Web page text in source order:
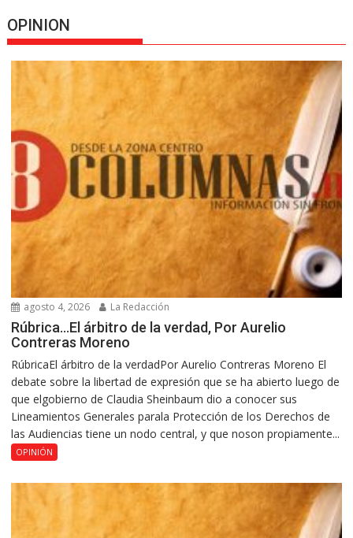
OPINION
agosto 4, 2026 La Redacción
Rúbrica…El árbitro de la verdad, Por Aurelio
Contreras Moreno
RúbricaEl árbitro de la verdadPor Aurelio Contreras Moreno El
debate sobre la libertad de expresión que se ha abierto luego de
que elgobierno de Claudia Sheinbaum dio a conocer sus
Lineamientos Generales parala Protección de los Derechos de
las Audiencias tiene un nodo central, y que noson propiamente...
OPINIÓN